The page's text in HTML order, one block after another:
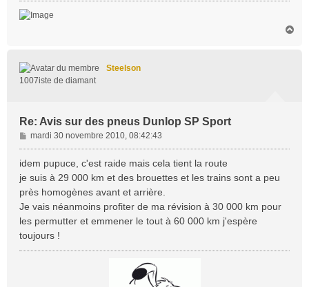
e
Steelson
1007iste de diamant
Re: Avis sur des pneus Dunlop SP Sport
M
e
s
a
g
e
mardi 30 novembre 2010, 08:42:43
idem pupuce, c'est raide mais cela tient la route
je suis à 29 000 km et des brouettes et les trains sont a peu
près homogènes avant et arrière.
Je vais néanmoins profiter de ma révision à 30 000 km pour
les permutter et emmener le tout à 60 000 km j'espère
toujours !